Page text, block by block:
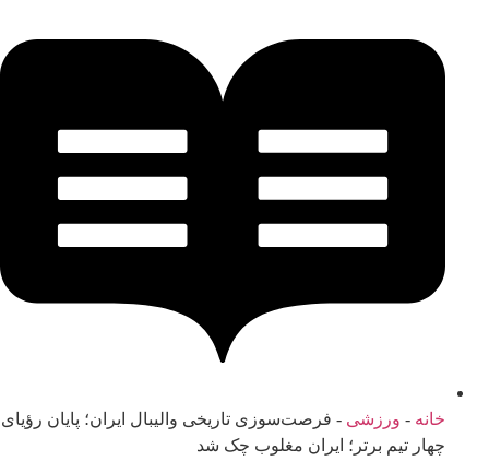
خانه - ورزشی - فرصت‌سوزی تاریخی والیبال ایران؛ پایان رؤیای
چهار تیم برتر؛ ایران مغلوب چک شد